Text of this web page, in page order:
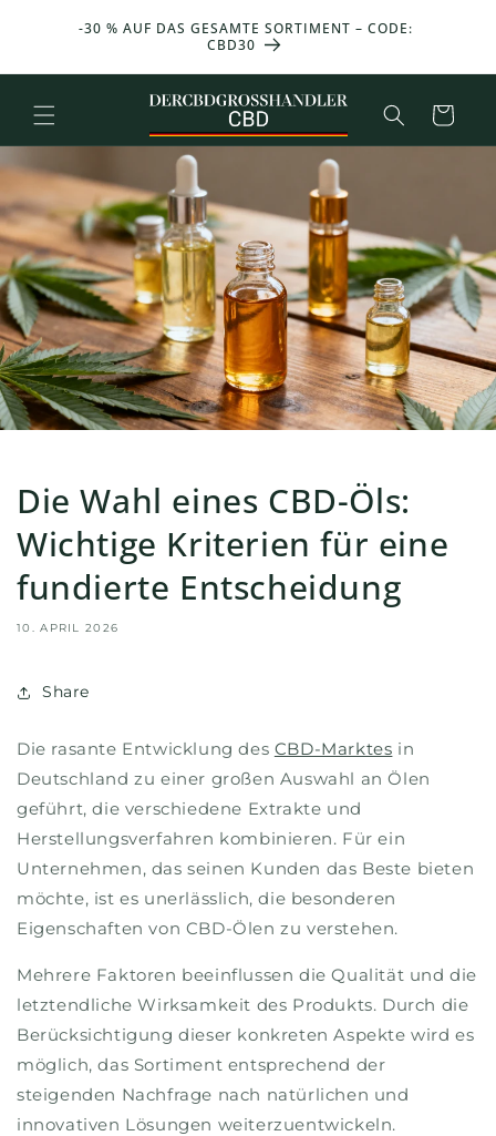
-30 % AUF DAS GESAMTE SORTIMENT – CODE:
CBD30
Warenkorb
Die Wahl eines CBD-Öls:
Wichtige Kriterien für eine
fundierte Entscheidung
10. APRIL 2026
Share
Die rasante Entwicklung des CBD-Marktes in
Deutschland zu einer großen Auswahl an Ölen
geführt, die verschiedene Extrakte und
Herstellungsverfahren kombinieren. Für ein
Unternehmen, das seinen Kunden das Beste bieten
möchte, ist es unerlässlich, die besonderen
Eigenschaften von CBD-Ölen zu verstehen.
Mehrere Faktoren beeinflussen die Qualität und die
letztendliche Wirksamkeit des Produkts. Durch die
Berücksichtigung dieser konkreten Aspekte wird es
möglich, das Sortiment entsprechend der
steigenden Nachfrage nach natürlichen und
innovativen Lösungen weiterzuentwickeln.